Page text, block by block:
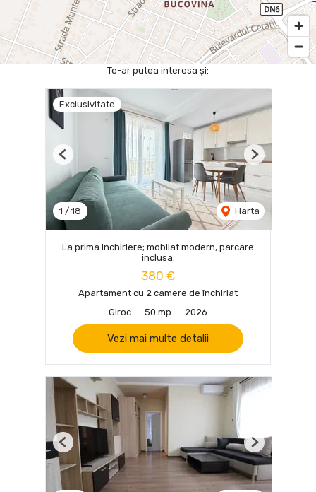
Te-ar putea interesa și:
Exclusivitate
1 / 18 Harta
Previous Next
La prima inchiriere; mobilat modern, parcare
inclusa.
380 €
Apartament cu 2 camere de închiriat
Giroc
50 mp 2026
Vezi mai multe detalii
Previous Next